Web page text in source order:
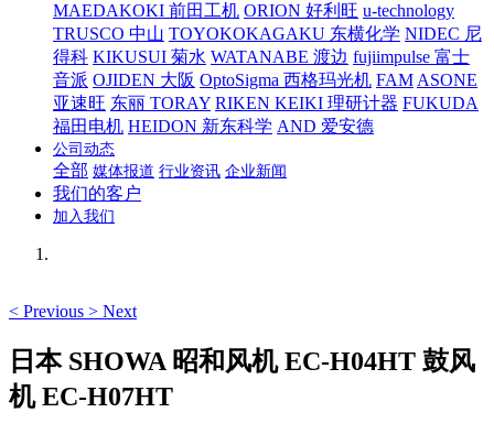
MAEDAKOKI 前田工机 ORION 好利旺 u-technology
TRUSCO 中山 TOYOKOKAGAKU 东横化学 NIDEC 尼
得科 KIKUSUI 菊水 WATANABE 渡边 fujiimpulse 富士
音派 OJIDEN 大阪 OptoSigma 西格玛光机 FAM ASONE
亚速旺 东丽 TORAY RIKEN KEIKI 理研计器 FUKUDA
福田电机 HEIDON 新东科学 AND 爱安德
公司动态
全部 媒体报道 行业资讯 企业新闻
我们的客户
加入我们
< Previous > Next
日本 SHOWA 昭和风机 EC-H04HT 鼓风
机 EC-H07HT